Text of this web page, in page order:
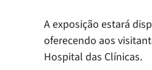
A exposição estará
oferecendo aos
Hospital das Clínicas.